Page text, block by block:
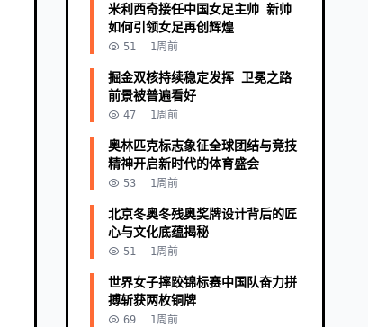
米利西奇接任中国女足主帅 新帅
如何引领女足再创辉煌
51 1周前
掘金双核持续稳定发挥 卫冕之路
前景被普遍看好
47 1周前
奥林匹克标志象征全球团结与竞技
精神开启新时代的体育盛会
53 1周前
北京冬奥冬残奥奖牌设计背后的匠
心与文化底蕴揭秘
51 1周前
世界女子摔跤锦标赛中国队奋力拼
搏斩获两枚铜牌
69 1周前